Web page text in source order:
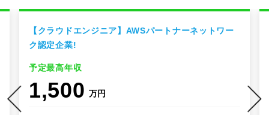
【クラウドエンジニア】AWSパートナーネットワー
ク認定企業!
予定最高年収
1,500 万円